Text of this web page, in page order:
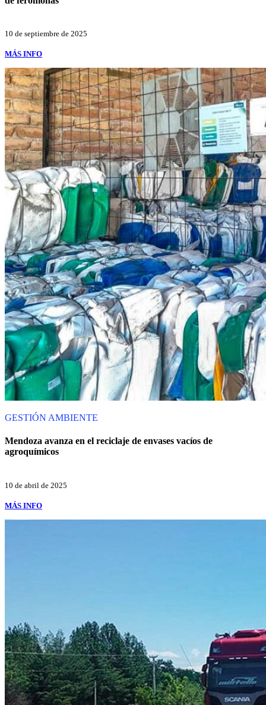
10 de septiembre de 2025
MÁS INFO
GESTIÓN AMBIENTE
Mendoza avanza en el reciclaje de envases vacíos de
agroquímicos
10 de abril de 2025
MÁS INFO